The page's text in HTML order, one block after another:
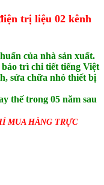
trị liệu 02 kênh
của nhà sản xuất.
trì chi tiết tiếng Việt
sửa chữa nhỏ thiết bị
thế trong 05 năm sau
MUA HÀNG TRỰC